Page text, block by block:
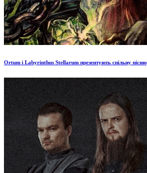
Ortum і Labyrinthus Stellarum презентують спільну пісню